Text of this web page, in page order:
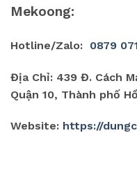
Mekoong:
Hotline/Zalo: 0879
Địa Chỉ: 439 Đ. Cách
Quận 10, Thành phố
Website: https://